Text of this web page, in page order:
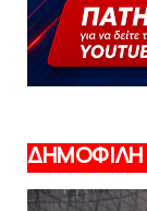
ΔΗΜΟΦΙΛΗ